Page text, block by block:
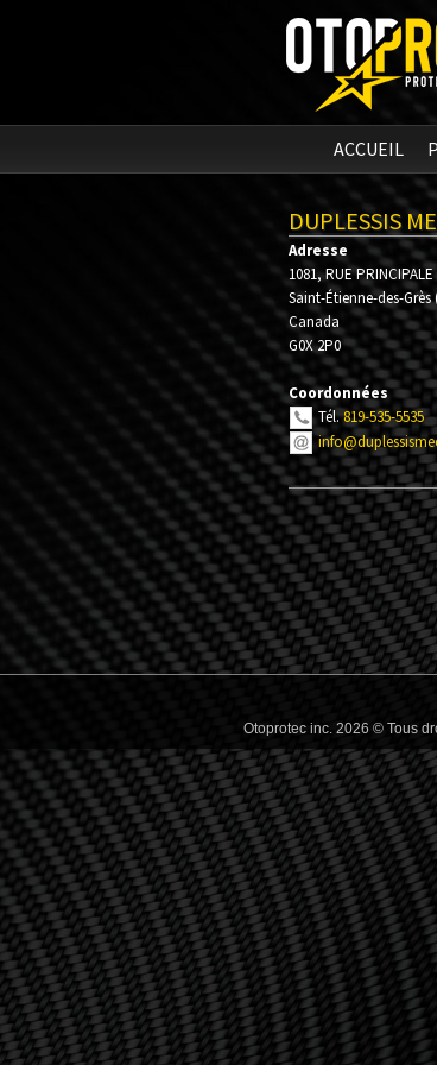
ACCUEIL
DUPLESSIS
Adresse
1081, RUE PRINCIPALE
Saint-Étienne-des-Grès
Canada
G0X 2P0
Coordonnées
Tél.819-535-5535
Otoprotec inc. 2026 © Tous